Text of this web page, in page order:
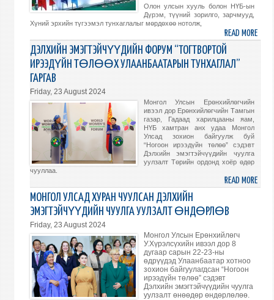
Олон улсын хууль болон НҮБ-ын
Дүрэм, түүний зорилго, зарчмууд,
Хүний эрхийн түгээмэл тунхаглалыг мөрдөхөө нотолж,
READ MORE
ДЭЛХИЙН ЭМЭГТЭЙЧҮҮДИЙН ФОРУМ “ТОГТВОРТОЙ
ИРЭЭДҮЙН ТӨЛӨӨХ УЛААНБААТАРЫН ТУНХАГЛАЛ”
ГАРГАВ
Friday, 23 August 2024
Монгол Улсын Ерөнхийлөгчийн
ивээл дор Ерөнхийлөгчийн Тамгын
газар, Гадаад харилцааны яам,
НҮБ хамтран анх удаа Монгол
Улсад зохион байгуулж буй
“Ногоон ирээдүйн төлөө” сэдэвт
Дэлхийн эмэгтэйчүүдийн чуулга
уулзалт Төрийн ордонд хоёр өдөр
чууллаа.
READ MORE
МОНГОЛ УЛСАД ХУРАН ЧУУЛСАН ДЭЛХИЙН
ЭМЭГТЭЙЧҮҮДИЙН ЧУУЛГА УУЛЗАЛТ ӨНДӨРЛӨВ
Friday, 23 August 2024
Монгол Улсын Ерөнхийлөгч
У.Хүрэлсүхийн ивээл дор 8
дугаар сарын 22-23-ны
өдрүүдэд Улаанбаатар хотноо
зохион байгуулагдсан “Ногоон
ирээдүйн төлөө” сэдэвт
Дэлхийн эмэгтэйчүүдийн чуулга
уулзалт өнөөдөр өндөрлөлөө.